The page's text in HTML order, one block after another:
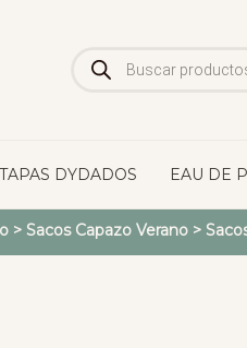
de
productos
TAPAS DYDADOS EAU DE
> Sacos Capazo Verano>